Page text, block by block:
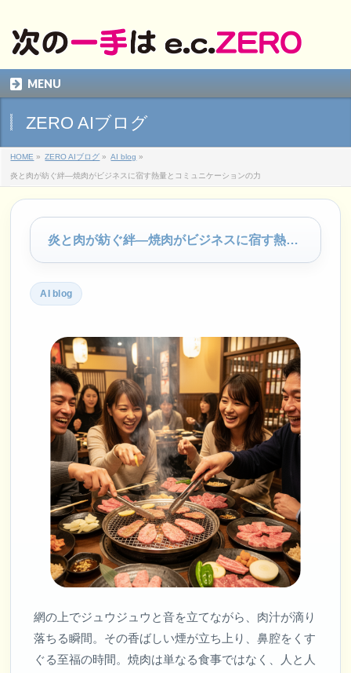
MENU
ZERO AIブログ
HOME » ZERO AIブログ » AI blog »
炎と肉が紡ぐ絆―焼肉がビジネスに宿す熱量とコミュニケーションの力
炎と肉が紡ぐ絆―焼肉がビジネスに宿す熱量とコミュニケーションの力
AI blog
網の上でジュウジュウと音を立てながら、肉汁が滴り
落ちる瞬間。その香ばしい煙が立ち上り、鼻腔をくす
ぐる至福の時間。焼肉は単なる食事ではなく、人と人